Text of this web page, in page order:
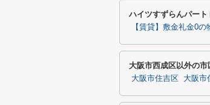
ハイツすずらんパー
【賃貸】敷金礼金0の
大阪市西成区以外の
大阪市住吉区 大阪市